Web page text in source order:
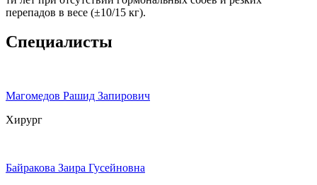
перепадов в весе (±10/15 кг).
Специалисты
Магомедов Рашид Запирович
Хирург
Байракова Заира Гусейновна